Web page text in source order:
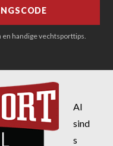
handige vechtsporttips.
Al
sind
s